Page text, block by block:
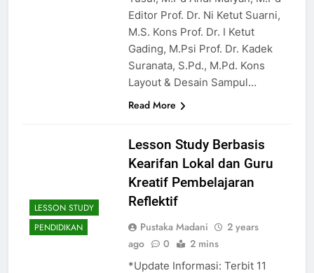
Editor Prof. Dr. Ni Ketut Suarni,
M.S. Kons Prof. Dr. I Ketut
Gading, M.Psi Prof. Dr. Kadek
Suranata, S.Pd., M.Pd. Kons
Layout & Desain Sampul…
Read More
LESSON STUDY
PENDIDIKAN
Lesson Study Berbasis
Kearifan Lokal dan Guru
Kreatif Pembelajaran
Reflektif
Pustaka Madani
2 years
ago
0 2 mins
*Update Informasi: Terbit 11